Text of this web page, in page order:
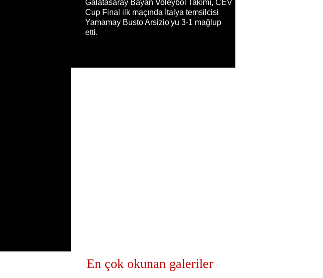
Galatasaray Bayan Voleybol Takımı, CEV
Cup Final ilk maçında İtalya temsilcisi
Yamamay Busto Arsizio'yu 3-1 mağlup
etti.
En çok okunan galeriler